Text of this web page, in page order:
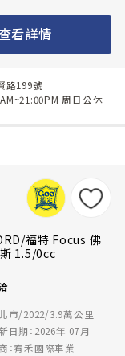
查看詳情
路199號
周日公休
福特 Focus 佛
1.5/0cc
市/2022/3.9萬公里
日期：2026年 07月
：宥禾國際車業